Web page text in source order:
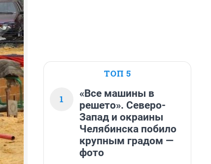
ТОП 5
1
«Все машины в
решето». Северо-
Запад и окраины
Челябинска побило
крупным градом —
фото